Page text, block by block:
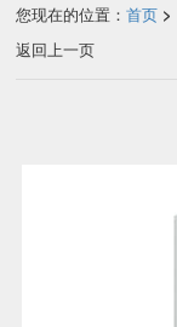
您现在的位置：首页 >
返回上一页